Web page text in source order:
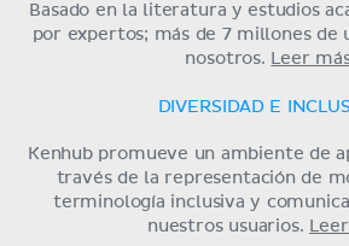
Basado en la literatura y estudios
por expertos; más de 7 millones de
nosotros.
Leer
DIVERSIDAD E
Kenhub promueve un ambiente de
través de la representación de
terminología inclusiva y
nuestros usuarios.